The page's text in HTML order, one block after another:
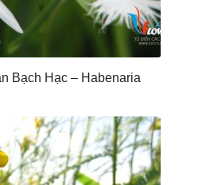
Bạch Hạc – Habenaria